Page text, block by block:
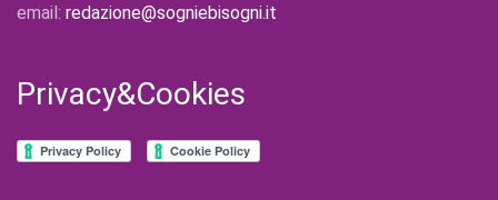
email: redazione@sogniebisogni.it
Privacy&Cookies